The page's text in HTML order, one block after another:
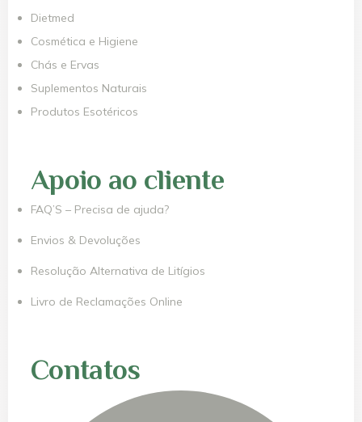
Dietmed
Cosmética e Higiene
Chás e Ervas
Suplementos Naturais
Produtos Esotéricos
Apoio ao cliente
FAQ’S – Precisa de ajuda?
Envios & Devoluções
Resolução Alternativa de Litígios
Livro de Reclamações Online
Contatos